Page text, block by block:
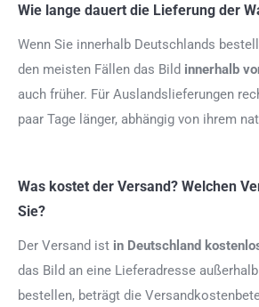
Wie lange dauert die Lieferung der
Wenn Sie innerhalb Deutschlands
den meisten Fällen das Bild innerhalb
auch früher. Für Auslandslieferungen
paar Tage länger, abhängig von ihrem
Was kostet der Versand? Welchen
Sie?
Der Versand ist in Deutschland
das Bild an eine Lieferadresse
bestellen, beträgt die